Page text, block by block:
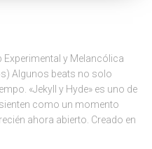
Experimental y Melancólica
Algunos beats no solo
«Jekyll y Hyde» es uno de
como un momento
ahora abierto. Creado en